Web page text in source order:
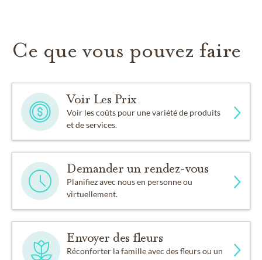
Ce que vous pouvez faire
Voir Les Prix
Voir les coûts pour une variété de produits
et de services.
Demander un rendez-vous
Planifiez avec nous en personne ou
virtuellement.
Envoyer des fleurs
Réconforter la famille avec des fleurs ou un